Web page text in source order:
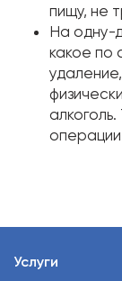
пищу, не
На одну-
какое по
Услуги